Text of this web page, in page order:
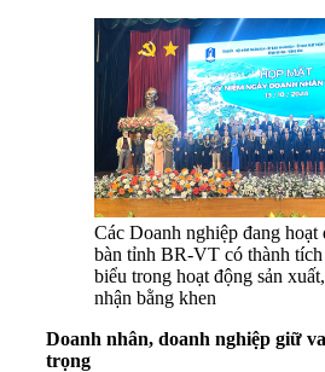
Các Doanh nghiệp đang hoạt
bàn tỉnh BR-VT có thành tích
biểu trong hoạt động sản
nhận bằng khen
Doanh nhân, doanh nghiệp giữ
trọng